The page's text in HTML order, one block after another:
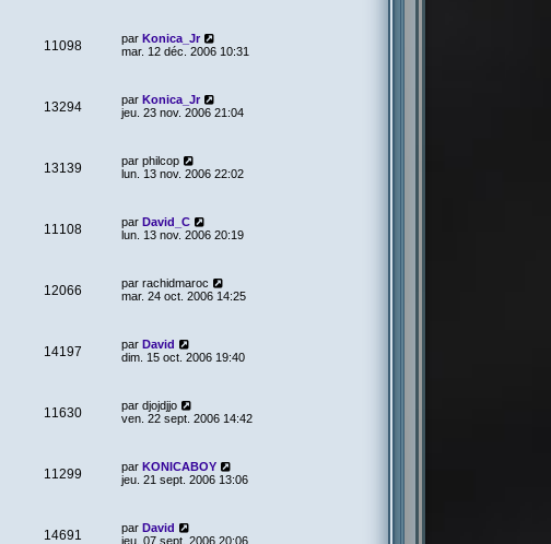
11098 par Konica_Jr
mar. 12 déc. 2006 10:31
13294 par Konica_Jr
jeu. 23 nov. 2006 21:04
13139 par philcop
lun. 13 nov. 2006 22:02
11108 par David_C
lun. 13 nov. 2006 20:19
12066 par rachidmaroc
mar. 24 oct. 2006 14:25
14197 par David
dim. 15 oct. 2006 19:40
11630 par djojdjjo
ven. 22 sept. 2006 14:42
11299 par KONICABOY
jeu. 21 sept. 2006 13:06
14691 par David
jeu. 07 sept. 2006 20:06